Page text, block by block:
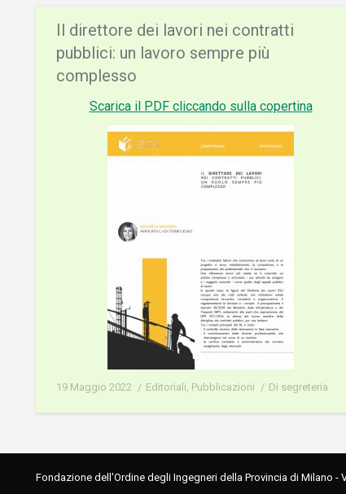
Il direttore dei lavori nei contratti
pubblici: un lavoro sempre più
complesso
Scarica il PDF cliccando sulla copertina
19 Maggio 2022 Editoriali, Pubblicazioni Di segreteria
Fondazione dell'Ordine degli Ingegneri della Provincia di Milano -